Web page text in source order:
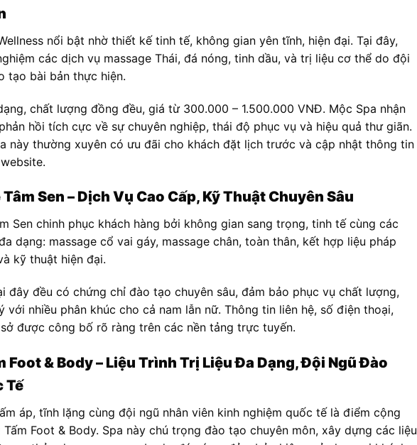
nổi bật nhờ thiết kế tinh tế, không gian yên tĩnh, hiện đại. Tại đây,
các dịch vụ massage Thái, đá nóng, tinh dầu, và trị liệu cơ thể do đội
tạo bài bản thực hiện.
chất lượng đồng đều, giá từ 300.000 – 1.500.000 VNĐ. Mộc Spa nhận
hồi tích cực về sự chuyên nghiệp, thái độ phục vụ và hiệu quả thư giãn.
này thường xuyên có ưu đãi cho khách đặt lịch trước và cập nhật thông tin
Sen – Dịch Vụ Cao Cấp, Kỹ Thuật Chuyên Sâu
Sen chinh phục khách hàng bởi không gian sang trọng, tinh tế cùng các
dạng: massage cổ vai gáy, massage chân, toàn thân, kết hợp liệu pháp
kỹ thuật hiện đại.
đây đều có chứng chỉ đào tạo chuyên sâu, đảm bảo phục vụ chất lượng,
với nhiều phân khúc cho cả nam lẫn nữ. Thông tin liên hệ, số điện thoại,
được công bố rõ ràng trên các nền tảng trực tuyến.
Foot & Body – Liệu Trình Trị Liệu Đa Dạng, Đội Ngũ Đào
Tế
áp, tĩnh lặng cùng đội ngũ nhân viên kinh nghiệm quốc tế là điểm cộng
Tấm Foot & Body. Spa này chú trọng đào tạo chuyên môn, xây dựng các liệu